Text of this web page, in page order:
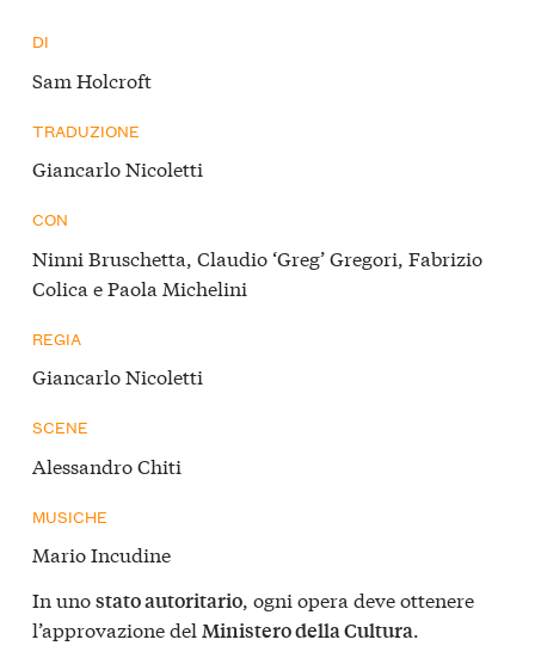
DI
Sam Holcroft
TRADUZIONE
Giancarlo Nicoletti
CON
Ninni Bruschetta, Claudio ‘Greg’ Gregori, Fabrizio
Colica e Paola Michelini
REGIA
Giancarlo Nicoletti
SCENE
Alessandro Chiti
MUSICHE
Mario Incudine
In unostato autoritario, ogni opera deve ottenere
l’approvazione del Ministero della Cultura.